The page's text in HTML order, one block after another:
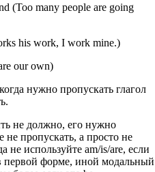
(Too many people are going
his work, I work mine.)
our own)
нужно пропускать глагол
не должно, его нужно
пропускать, а просто не
не используйте am/is/are, если
первой форме, иной модальный